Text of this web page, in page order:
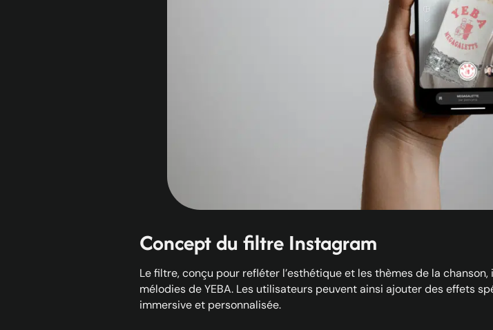
Concept du filtre Instagram
Le filtre, conçu pour refléter l’esthétique et les thèmes de la
mélodies de YEBA. Les utilisateurs peuvent ainsi ajouter des effets
immersive et personnalisée.